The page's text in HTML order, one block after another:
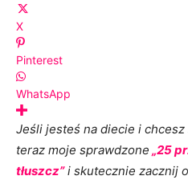
X
Pinterest
WhatsApp
Jeśli jesteś na diecie i
teraz moje sprawdzone „25
tłuszcz”i skutecznie zacznij